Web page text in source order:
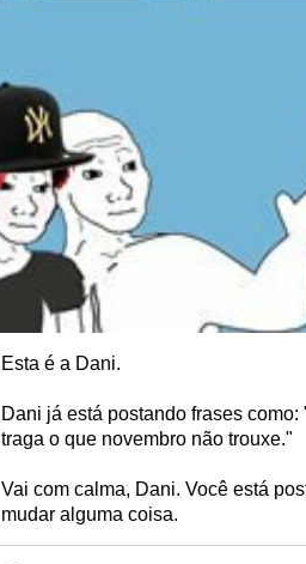
Esta é a Dani.
Dani já está postando frases
traga o que novembro não trouxe."
Vai com calma, Dani. Você está
mudar alguma coisa.